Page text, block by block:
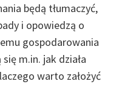
będą tłumaczyć,
i opowiedzą o
gospodarowania
m.in. jak działa
warto założyć